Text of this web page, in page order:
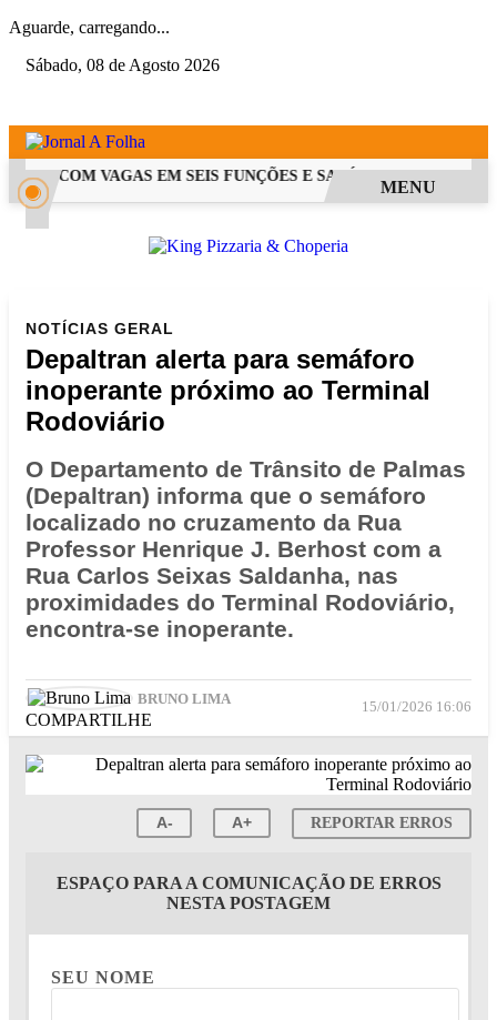
Aguarde, carregando...
Sábado, 08 de Agosto 2026
PSS COM VAGAS EM SEIS FUNÇÕES E SALÁRIOS QUE
MENU
NOTÍCIAS GERAL
Depaltran alerta para semáforo
inoperante próximo ao Terminal
Rodoviário
O Departamento de Trânsito de Palmas
(Depaltran) informa que o semáforo
localizado no cruzamento da Rua
Professor Henrique J. Berhost com a
Rua Carlos Seixas Saldanha, nas
proximidades do Terminal Rodoviário,
encontra-se inoperante.
BRUNO LIMA 15/01/2026 16:06
COMPARTILHE
A- A+ REPORTAR ERROS
ESPAÇO PARA A COMUNICAÇÃO DE ERROS
NESTA POSTAGEM
SEU NOME